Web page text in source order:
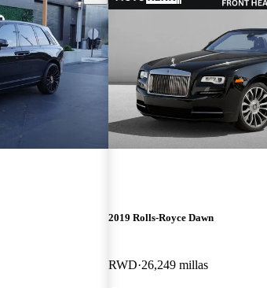
2019 Rolls-Royce Dawn
RWD 26,249 millas